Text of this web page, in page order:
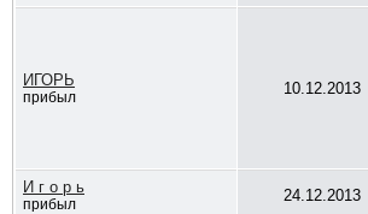
ИГОРЬ
прибыл 10.12.2013
И г о р ь
прибыл 24.12.2013